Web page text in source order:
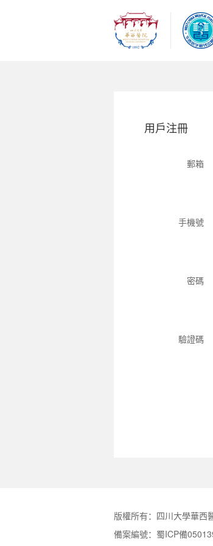
用戶注冊
郵箱
手機號
密碼
驗證碼
版權所有：四川大學華西
備案編號：蜀ICP備